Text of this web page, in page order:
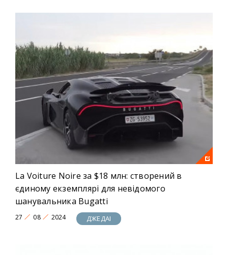
La Voiture Noire за $18 млн: створений в
єдиному екземплярі для невідомого
шанувальника Bugatti
27 08 2024 ДЖЕДАІ